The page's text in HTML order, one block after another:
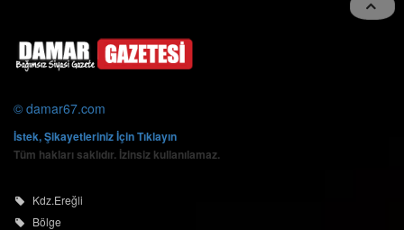
© damar67.com
İstek, Şikayetleriniz İçin Tıklayın
Tüm hakları saklıdır. İzinsiz kullanılamaz.
Kdz.Ereğli
Bölge